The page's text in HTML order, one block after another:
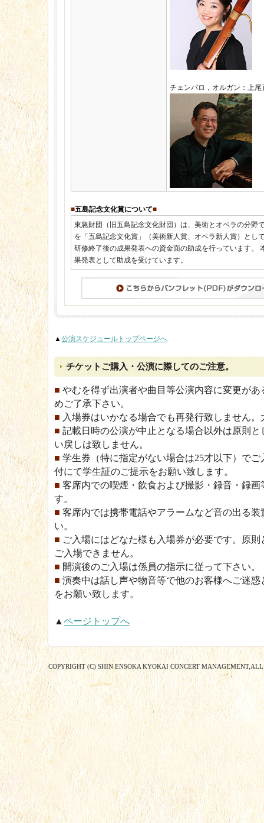
チェンバロ，オルガン：上尾
■五島記念文化賞について■
東急財団（旧五島記念文化財団）は、美術とオペラの分野
を「五島記念文化賞」（美術新人賞、オペラ新人賞）とし
研修終了後の成果発表への資金面の助成を行っています。
果発表として助成を受けています。
▲公演スケジュールトップページへ
チケットご購入・公演に際してのご注意。
■ やむを得ず出演者や曲目等公演内容に変更が
めご了承下さい。
■ 入場券はいかなる場合でも再発行致しません
■ 記載日時の公演が中止となる場合以外は原則
い戻しは致しません。
■ 学生券（特に指定がない場合は25才以下）で
付にて学生証のご提示をお願い致します。
■ 客席内での喫煙・飲食および撮影・録音・録
す。
■ 客席内では携帯電話やアラームなど音の出る
い。
■ ご入場にはどなた様も入場券が必要です。原
ご入場できません。
■ 開演後のご入場は係員の指示に従って下さい。
■ 演奏中は話し声や物音等で他のお客様へご迷
をお願い致します。
▲ ページトップへ
COPYRIGHT (C) SHIN ENSOKA KYOKAI CONCERT MANAGEMENT,ALL